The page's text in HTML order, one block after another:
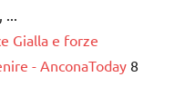
...
Gialla e forze
- AnconaToday 8